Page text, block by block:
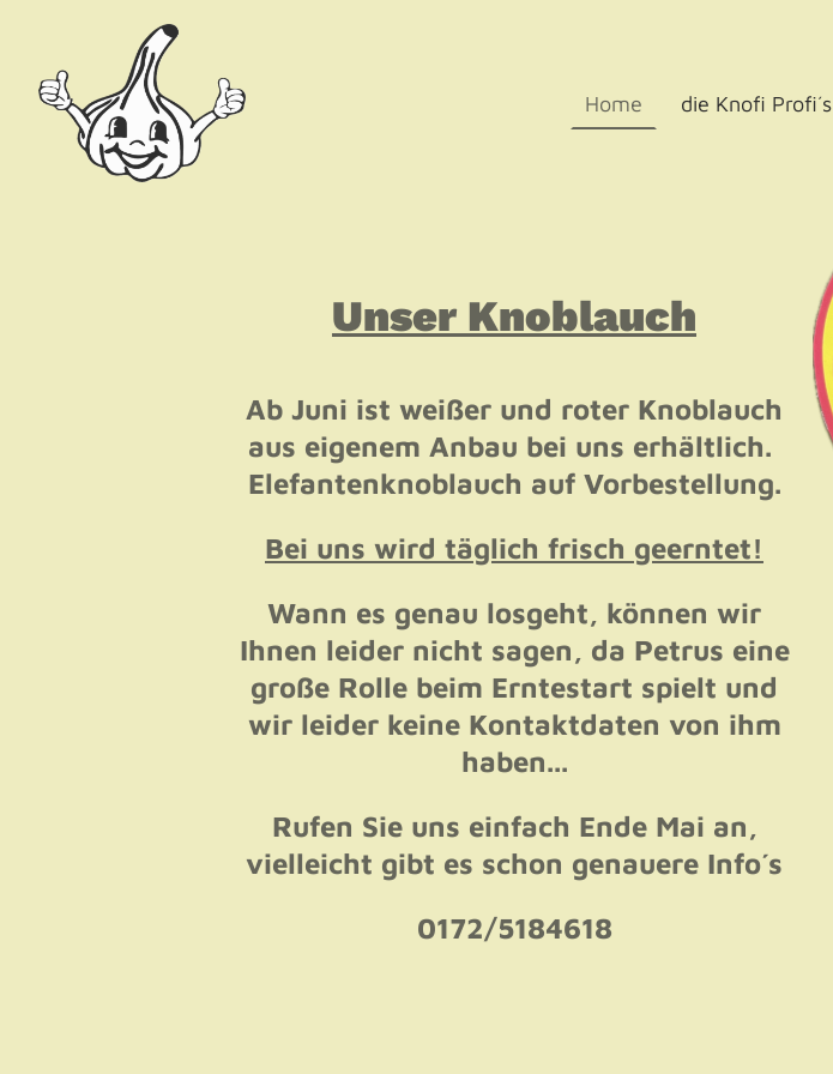
Home die Knofi Profi´s
Unser Knoblauch
Ab Juni ist weißer und roter Knoblauch
aus eigenem Anbau bei uns erhältlich.
Elefantenknoblauch auf Vorbestellung.
Bei uns wird täglich frisch geerntet!
Wann es genau losgeht, können wir
Ihnen leider nicht sagen, da Petrus eine
große Rolle beim Erntestart spielt und
wir leider keine Kontaktdaten von ihm
haben...
Rufen Sie uns einfach Ende Mai an,
vielleicht gibt es schon genauere Info´s
0172/5184618